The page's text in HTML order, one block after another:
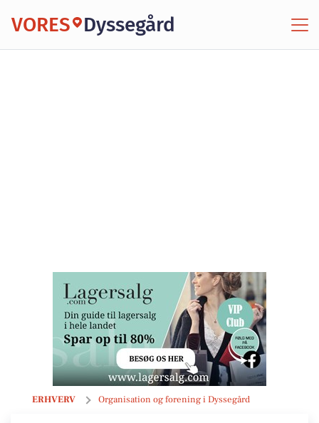
VORES Dyssegård
ERHVERV Organisation og forening i Dyssegård
Bjerge Nordstrands Grundejerforening